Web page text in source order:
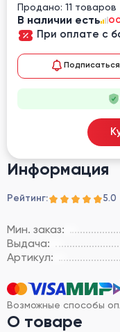
Информация
Рейтинг: 5.0
Мин. заказ:
Выдача:
Артикул:
Возможные способы
О товаре
Продано: 11 товаров
В наличии есть
При оплате с
Подписаться